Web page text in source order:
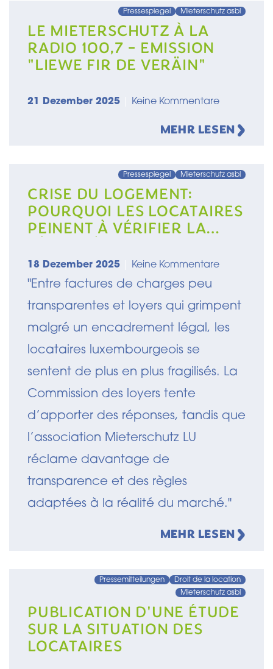
Pressespiegel Mieterschutz asbl
LE MIETERSCHUTZ À LA
RADIO 100,7 - EMISSION
"LIEWE FIR DE VERÄIN"
21 Dezember 2025 Keine Kommentare
MEHR LESEN
Pressespiegel Mieterschutz asbl
CRISE DU LOGEMENT:
POURQUOI LES LOCATAIRES
PEINENT À VÉRIFIER LA
18 Dezember 2025 Keine Kommentare
"Entre factures de charges peu
transparentes et loyers qui grimpent
malgré un encadrement légal, les
locataires luxembourgeois se
sentent de plus en plus fragilisés. La
Commission des loyers tente
d’apporter des réponses, tandis que
l’association Mieterschutz LU
réclame davantage de
transparence et des règles
adaptées à la réalité du marché."
MEHR LESEN
Pressemitteilungen
Droit de la location
Mieterschutz asbl
PUBLICATION D'UNE ÉTUDE
SUR LA SITUATION DES
LOCATAIRES